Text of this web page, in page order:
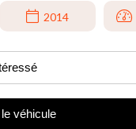
2014
véhicule